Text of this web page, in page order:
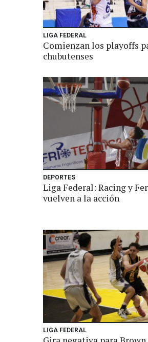
LIGA FEDERAL
Comienzan los playoffs
chubutenses
DEPORTES
Liga Federal: Racing y
vuelven a la acción
LIGA FEDERAL